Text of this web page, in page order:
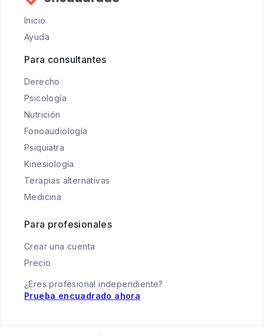
Inicio
Ayuda
Para consultantes
Derecho
Psicología
Nutrición
Fonoaudiología
Psiquiatra
Kinesiología
Terapias alternativas
Medicina
Para profesionales
Crear una cuenta
Precio
¿Eres profesional independiente?
Prueba encuadrado ahora